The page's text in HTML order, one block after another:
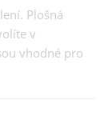
Plošná
v
vhodné pro